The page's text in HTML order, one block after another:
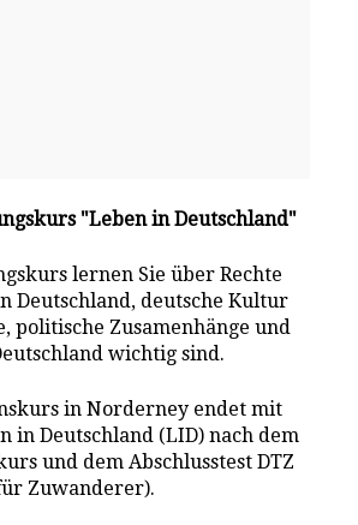
"Leben in Deutschland"
lernen Sie über Rechte
Deutschland, deutsche Kultur
politische Zusamenhänge und
wichtig sind.
in Norderney endet mit
in Deutschland (LID) nach dem
und dem Abschlusstest DTZ
Zuwanderer).